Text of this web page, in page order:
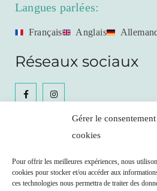
Gérer le
cookies
Pour offrir les meilleures expériences, nous
cookies pour stocker et/ou accéder aux
ces technologies nous permettra de traiter des
Langues parlées:
Français Anglais
Réseaux sociaux
Prendre